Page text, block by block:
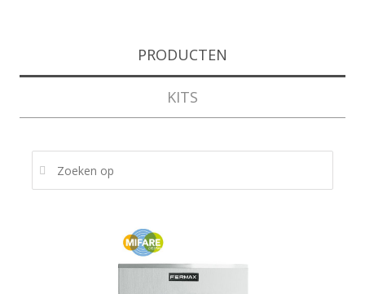
PRODUCTEN
KITS